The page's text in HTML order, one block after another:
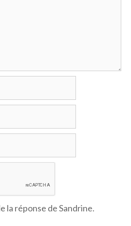
la réponse de Sandrine.